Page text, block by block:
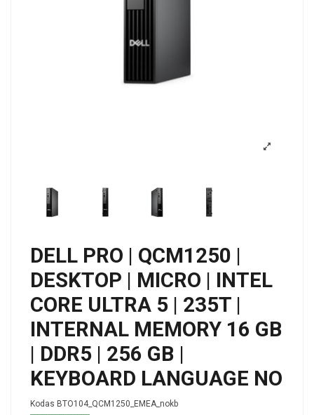
DELL PRO | QCM1250 |
DESKTOP | MICRO | INTEL
CORE ULTRA 5 | 235T |
INTERNAL MEMORY 16 GB
| DDR5 | 256 GB |
KEYBOARD LANGUAGE NO
Kodas BTO104_QCM1250_EMEA_nokb